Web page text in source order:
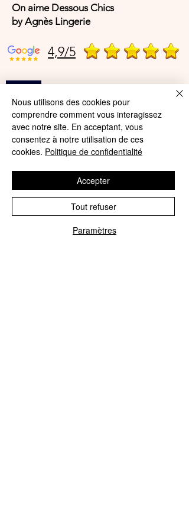
On aime Dessous Chics
by Agnès Lingerie
4,9/5
Offres et Services
A propos de nous
Protection des données
Mentions légales
Nous utilisons des cookies pour
comprendre comment vous interagissez
avec notre site. En acceptant, vous
consentez à notre utilisation de ces
cookies. Politique de confidentialité
Paramètres
Tout refuser
Accepter